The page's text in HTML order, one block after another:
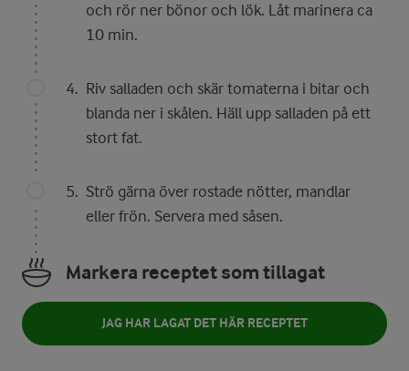
och rör ner bönor och lök. Låt marinera ca
10 min.
Riv salladen och skär tomaterna i bitar och
blanda ner i skålen. Häll upp salladen på ett
stort fat.
Strö gärna över rostade nötter, mandlar
eller frön. Servera med såsen.
Markera receptet som tillagat
JAG HAR LAGAT DET HÄR RECEPTET